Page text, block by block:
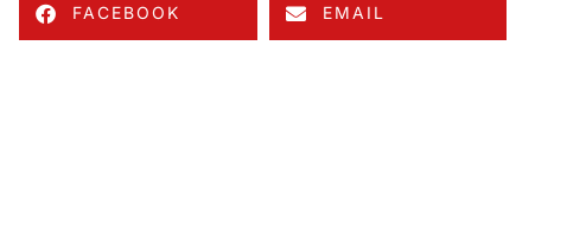
FACEBOOK EMAIL